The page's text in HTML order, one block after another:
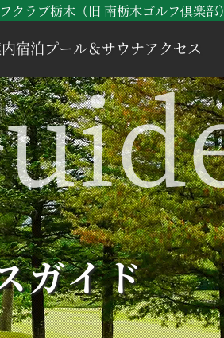
ラブ栃木（旧 南栃木ゴルフ倶楽部）
宿泊プール＆サウナアクセス
ガイド